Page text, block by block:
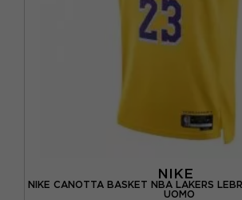
NIKE
NIKE CANOTTA BASKET NBA LAKERS
UOMO